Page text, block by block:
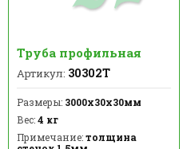
Труба профильная
Артикул: 30302Т
Размеры: 3000х30х30мм
Вес:4 кг
Примечание:толщина